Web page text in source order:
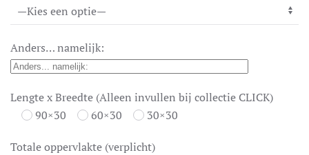
kan
gekozen
worden
op
productpagina
Anders… namelijk:
Lengte x Breedte (Alleen invullen bij collectie CLICK)
90×30
60×30 30×30
Totale oppervlakte (verplicht)